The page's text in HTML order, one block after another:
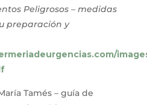
Peligrosos – medidas
preparación y
Tamés – guía de